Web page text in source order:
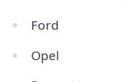
Ford
Opel